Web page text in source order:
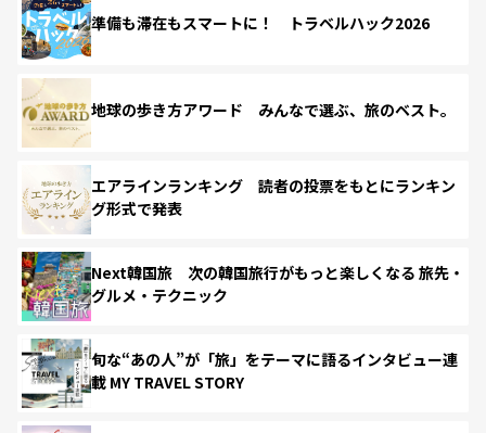
準備も滞在もスマートに！ トラベルハック2026
地球の歩き方アワード みんなで選ぶ、旅のベスト。
エアラインランキング 読者の投票をもとにランキン
グ形式で発表
Next韓国旅 次の韓国旅行がもっと楽しくなる 旅先・
グルメ・テクニック
旬な“あの人”が「旅」をテーマに語るインタビュー連
載 MY TRAVEL STORY